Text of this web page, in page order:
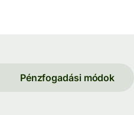
Pénzfogadási módok